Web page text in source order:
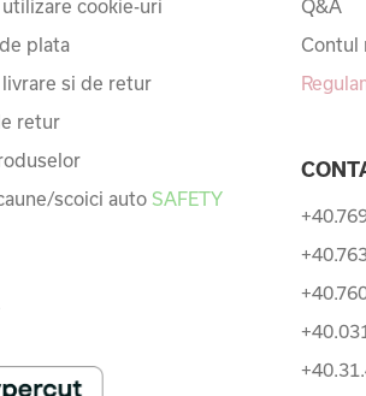
cookie-uri
plata
si de retur
retur
scoici auto SAFETY
Q&A
Contul